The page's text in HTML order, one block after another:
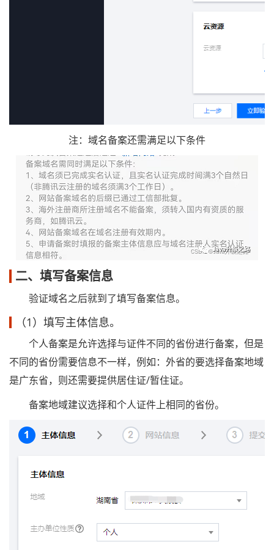
注：域名备案还需满足以下条件
二、填写备案信息
验证域名之后就到了填写备案信息。
（1）填写主体信息。
个人备案是允许选择与证件不同的省份进行备案，但是
不同的省份需要信息不一样，例如：外省的要选择备案地域
是广东省，则还需要提供居住证/暂住证。
备案地域建议选择和个人证件上相同的省份。